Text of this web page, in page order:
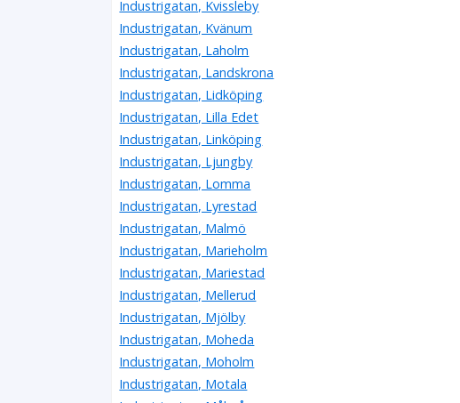
Industrigatan, Kvissleby
Industrigatan, Kvänum
Industrigatan, Laholm
Industrigatan, Landskrona
Industrigatan, Lidköping
Industrigatan, Lilla Edet
Industrigatan, Linköping
Industrigatan, Ljungby
Industrigatan, Lomma
Industrigatan, Lyrestad
Industrigatan, Malmö
Industrigatan, Marieholm
Industrigatan, Mariestad
Industrigatan, Mellerud
Industrigatan, Mjölby
Industrigatan, Moheda
Industrigatan, Moholm
Industrigatan, Motala